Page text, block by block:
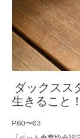
ダックスス
生きること！
P.60〜63